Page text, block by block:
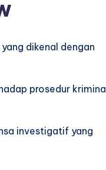
dikenal dengan
prosedur kriminal
investigatif yang